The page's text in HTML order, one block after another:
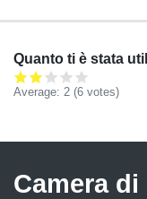
Quanto ti è stata
Average: 2 (6 votes)
Camera